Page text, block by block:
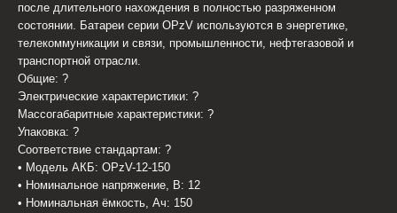
после длительного нахождения в полностью разряженном
состоянии. Батареи серии OPzV используются в энергетике,
телекоммуникации и связи, промышленности, нефтегазовой и
транспортной отрасли.
Общие: ?
Электрические характеристики: ?
Массогабаритные характеристики: ?
Упаковка: ?
Соответствие стандартам: ?
• Модель АКБ: OPzV-12-150
• Номинальное напряжение, В: 12
• Номинальная ёмкость, Ач: 150